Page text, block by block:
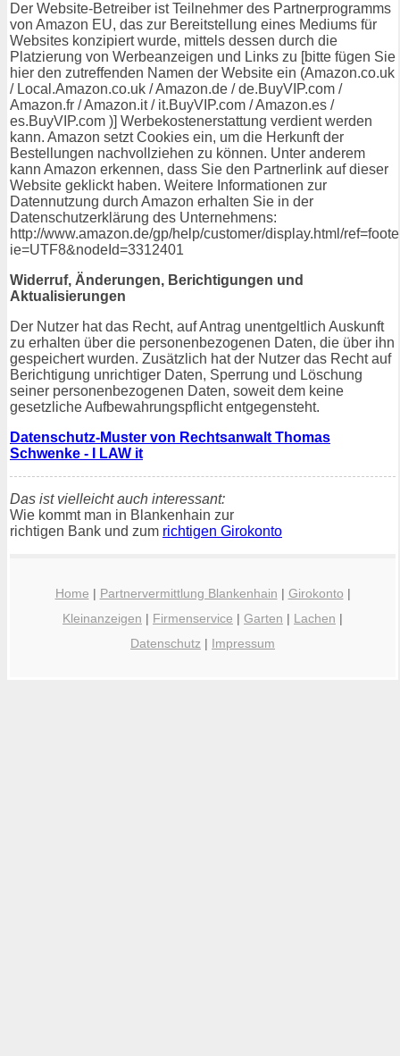
Der Website-Betreiber ist Teilnehmer des Partnerprogramms
von Amazon EU, das zur Bereitstellung eines Mediums für
Websites konzipiert wurde, mittels dessen durch die
Platzierung von Werbeanzeigen und Links zu [bitte fügen Sie
hier den zutreffenden Namen der Website ein (Amazon.co.uk
/ Local.Amazon.co.uk / Amazon.de / de.BuyVIP.com /
Amazon.fr / Amazon.it / it.BuyVIP.com / Amazon.es /
es.BuyVIP.com )] Werbekostenerstattung verdient werden
kann. Amazon setzt Cookies ein, um die Herkunft der
Bestellungen nachvollziehen zu können. Unter anderem
kann Amazon erkennen, dass Sie den Partnerlink auf dieser
Website geklickt haben. Weitere Informationen zur
Datennutzung durch Amazon erhalten Sie in der
Datenschutzerklärung des Unternehmens:
http://www.amazon.de/gp/help/customer/display.html/
ie=UTF8&nodeId=3312401
Widerruf, Änderungen, Berichtigungen und
Aktualisierungen
Der Nutzer hat das Recht, auf Antrag unentgeltlich Auskunft
zu erhalten über die personenbezogenen Daten, die über ihn
gespeichert wurden. Zusätzlich hat der Nutzer das Recht auf
Berichtigung unrichtiger Daten, Sperrung und Löschung
seiner personenbezogenen Daten, soweit dem keine
gesetzliche Aufbewahrungspflicht entgegensteht.
Datenschutz-Muster von Rechtsanwalt Thomas
Schwenke - I LAW it
Das ist vielleicht auch interessant:
Wie kommt man in Blankenhain zur
richtigen Bank und zum richtigen Girokonto
Home | Partnervermittlung Blankenhain | Girokonto |
Kleinanzeigen | Firmenservice | Garten | Lachen |
Datenschutz | Impressum